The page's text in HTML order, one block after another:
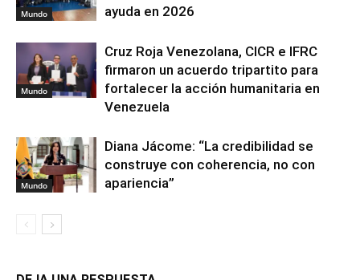
Mundo
ayuda en 2026
Mundo
Cruz Roja Venezolana, CICR e IFRC
firmaron un acuerdo tripartito para
fortalecer la acción humanitaria en
Venezuela
Mundo
Diana Jácome: “La credibilidad se
construye con coherencia, no con
apariencia”